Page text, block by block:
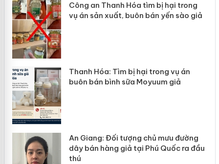
Công an Thanh Hóa tìm bị hại trong
vụ án sản xuất, buôn bán yến sào giả
Thanh Hóa: Tìm bị hại trong vụ án
buôn bán bình sữa Moyuum giả
An Giang: Đối tượng chủ mưu đường
dây bán hàng giả tại Phú Quốc ra đầu
thú